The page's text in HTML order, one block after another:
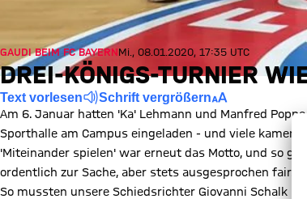
GAUDI BEIM FC BAYERNMi., 08.01.2020, 17:35 UTC
DREI-KÖNIGS-TURNIER
Text vorlesen Schrift vergrößern
Am 6. Januar hatten 'Ka' Lehmann und Manfred
Sporthalle am Campus eingeladen - und viele kamen.
'Miteinander spielen' war erneut das Motto, und so
ordentlich zur Sache, aber stets ausgesprochen fair.
So mussten unsere Schiedsrichter Giovanni Schalk